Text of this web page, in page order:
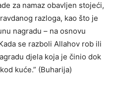
za namaz obavljen stojeći,
razloga, kao što je
nagradu – na osnovu
se razboli Allahov rob ili
djela koja je činio dok
kuće.” (Buharija)